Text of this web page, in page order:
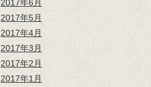
2017年6月
2017年5月
2017年4月
2017年3月
2017年2月
2017年1月